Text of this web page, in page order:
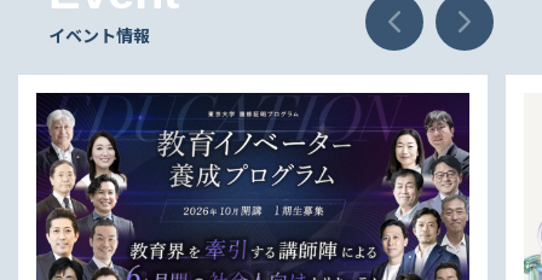
イベント情報
Previous